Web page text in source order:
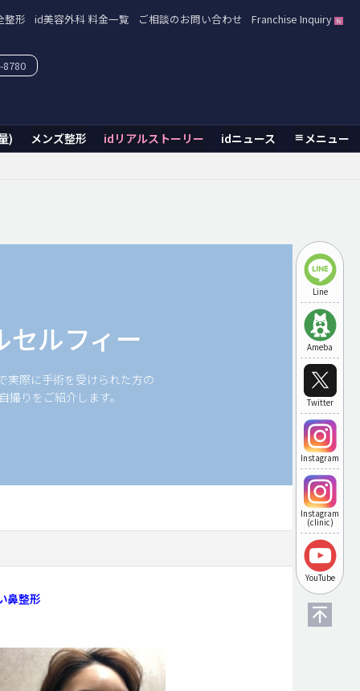
整形 id美容外科 料金一覧 ご相談のお問い合わせ Franchise Inquiry
) メンズ整形 idリアルストーリー idニュース メニュー
8780
Line
Ameba
Twitter
Instagram
Instagram
(clinic)
YouTube
セルフィー
実際に手術を受けられた方の
撮りをご紹介します。
鼻整形